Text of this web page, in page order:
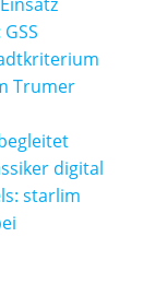
Trumer
digital
starlim